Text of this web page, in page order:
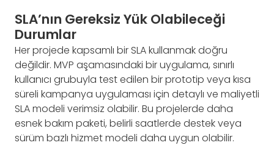
SLA’nın Gereksiz Yük Olabileceği
Durumlar
Her projede kapsamlı bir SLA kullanmak doğru
değildir. MVP aşamasındaki bir uygulama, sınırlı
kullanıcı grubuyla test edilen bir prototip veya kısa
süreli kampanya uygulaması için detaylı ve maliyetli
SLA modeli verimsiz olabilir. Bu projelerde daha
esnek bakım paketi, belirli saatlerde destek veya
sürüm bazlı hizmet modeli daha uygun olabilir.